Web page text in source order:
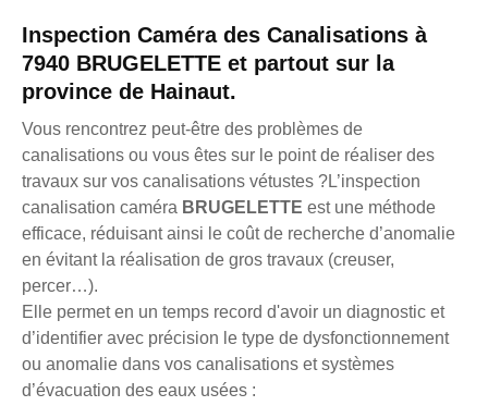
Inspection Caméra des Canalisations à
7940 BRUGELETTE et partout sur la
province de Hainaut.
Vous rencontrez peut-être des problèmes de
canalisations ou vous êtes sur le point de réaliser des
travaux sur vos canalisations vétustes ?L’inspection
canalisation caméra BRUGELETTE est une méthode
efficace, réduisant ainsi le coût de recherche d’anomalie
en évitant la réalisation de gros travaux (creuser,
percer…).
Elle permet en un temps record d'avoir un diagnostic et
d’identifier avec précision le type de dysfonctionnement
ou anomalie dans vos canalisations et systèmes
d’évacuation des eaux usées :